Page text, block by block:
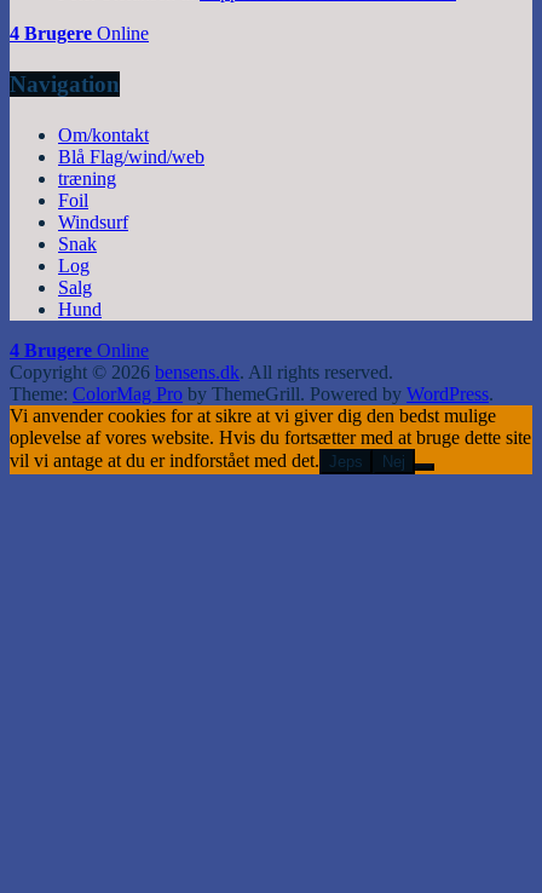
4 Brugere Online
Navigation
Om/kontakt
Blå Flag/wind/web
træning
Foil
Windsurf
Snak
Log
Salg
Hund
4 Brugere Online
Copyright © 2026 bensens.dk. All rights reserved.
Theme: ColorMag Pro by ThemeGrill. Powered by WordPress.
Vi anvender cookies for at sikre at vi giver dig den bedst mulige
oplevelse af vores website. Hvis du fortsætter med at bruge dette site
vil vi antage at du er indforstået med det. Jeps Nej